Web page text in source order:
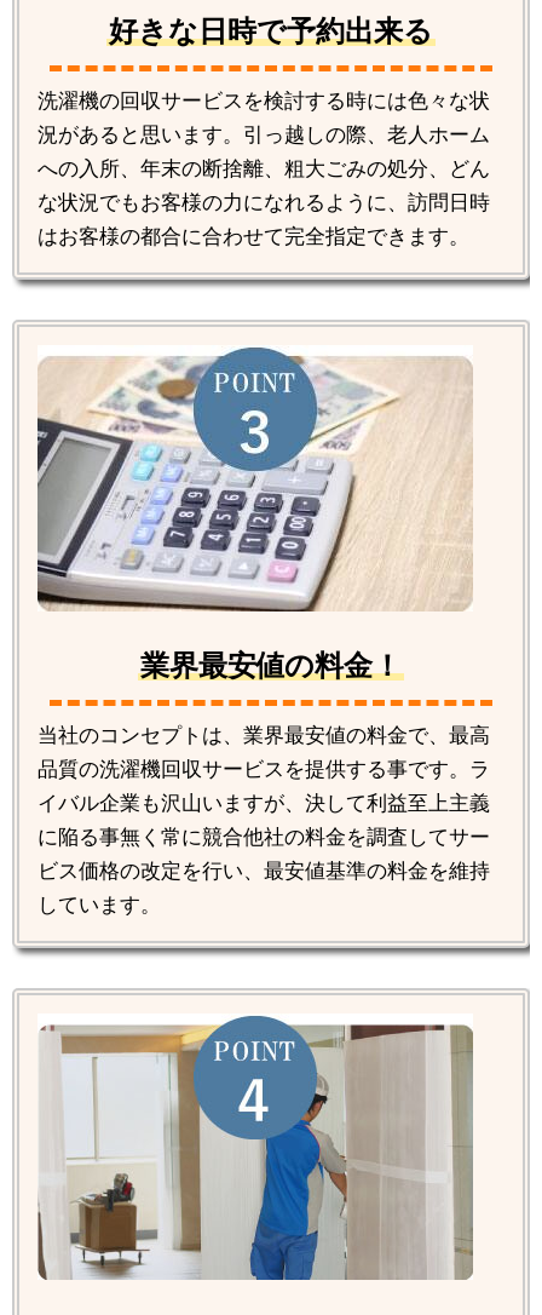
好きな日時で予約出来る
洗濯機の回収サービスを検討する時には色々な状
況があると思います。引っ越しの際、老人ホーム
への入所、年末の断捨離、粗大ごみの処分、どん
な状況でもお客様の力になれるように、訪問日時
はお客様の都合に合わせて完全指定できます。
業界最安値の料金！
当社のコンセプトは、業界最安値の料金で、最高
品質の洗濯機回収サービスを提供する事です。ラ
イバル企業も沢山いますが、決して利益至上主義
に陥る事無く常に競合他社の料金を調査してサー
ビス価格の改定を行い、最安値基準の料金を維持
しています。